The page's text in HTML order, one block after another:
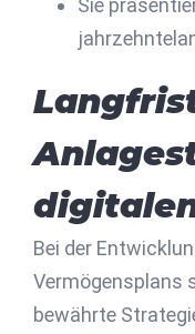
Sie
Bei der
Vermögensplans
bewährte